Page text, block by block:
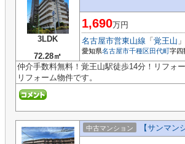
3LDK
72.28㎡
1,690万円
名古屋市営東山線 「 覚王山
愛知県名古屋市千種区田代町字四
仲介手数料無料！覚王山駅徒歩14分！リフ
リフォーム物件です。
中古マンション 【サンマ